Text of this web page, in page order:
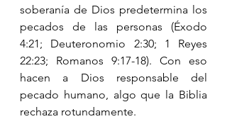
soberanía de Dios predetermina los
pecados de las personas (Éxodo
4:21; Deuteronomio 2:30; 1 Reyes
22:23; Romanos 9:17-18). Con eso
hacen a Dios responsable del
pecado humano, algo que la Biblia
rechaza rotundamente.